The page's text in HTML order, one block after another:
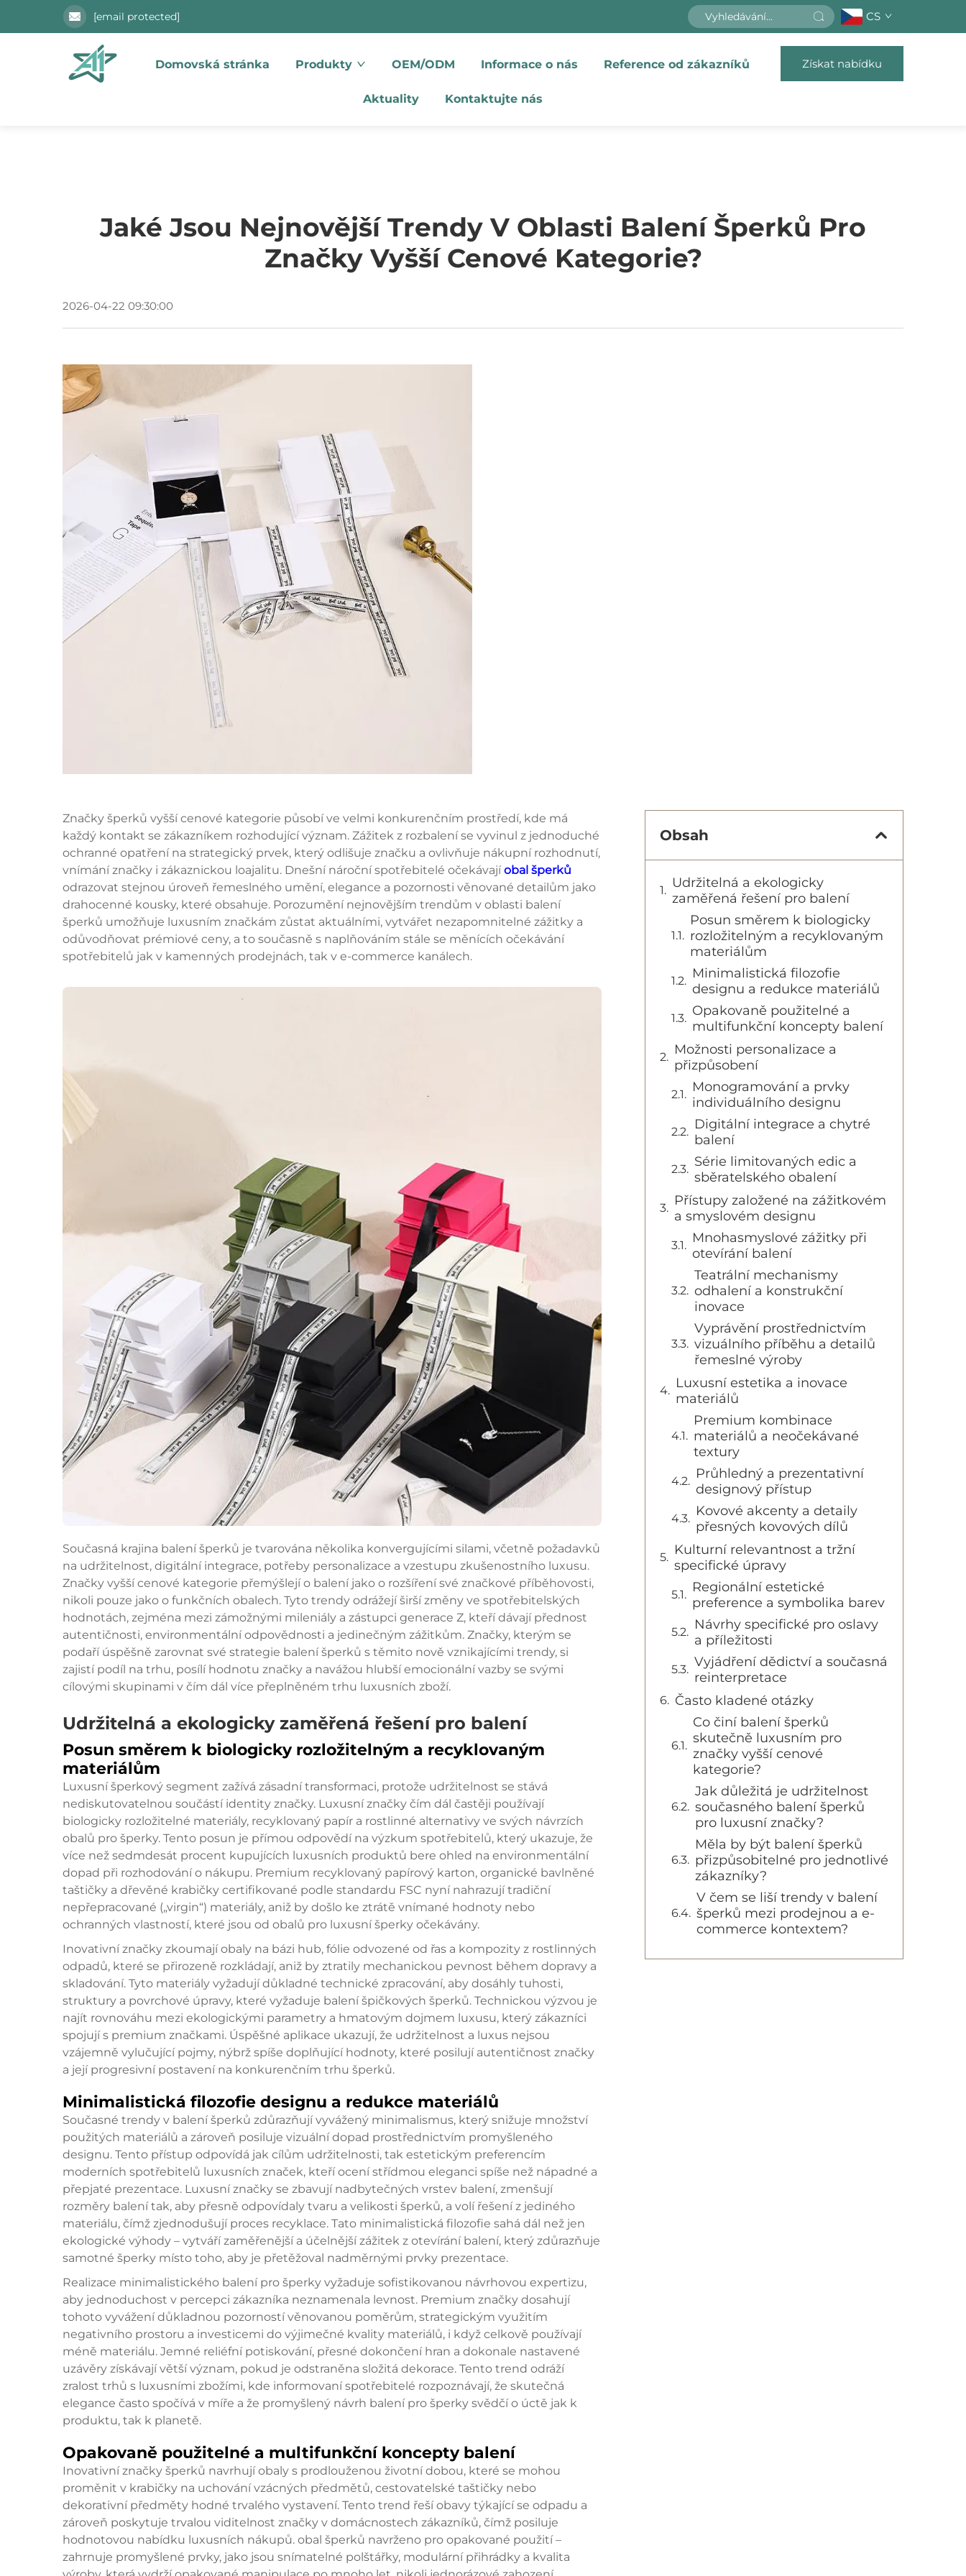
[email protected] CS
Domovská stránka Produkty OEM/ODM Informace o nás Reference od zákazníků
Aktuality Kontaktujte nás
Získat nabídku
Jaké Jsou Nejnovější Trendy V Oblasti Balení Šperků Pro
Značky Vyšší Cenové Kategorie?
2026-04-22 09:30:00
Značky šperků vyšší cenové kategorie působí ve velmi konkurenčním prostředí, kde má
každý kontakt se zákazníkem rozhodující význam. Zážitek z rozbalení se vyvinul z jednoduché
ochranné opatření na strategický prvek, který odlišuje značku a ovlivňuje nákupní rozhodnutí,
vnímání značky i zákaznickou loajalitu. Dnešní nároční spotřebitelé očekávajíobal šperků
odrazovat stejnou úroveň řemeslného umění, elegance a pozornosti věnované detailům jako
drahocenné kousky, které obsahuje. Porozumění nejnovějším trendům v oblasti balení
šperků umožňuje luxusním značkám zůstat aktuálními, vytvářet nezapomnitelné zážitky a
odůvodňovat prémiové ceny, a to současně s naplňováním stále se měnících očekávání
spotřebitelů jak v kamenných prodejnách, tak v e-commerce kanálech.
Současná krajina balení šperků je tvarována několika konvergujícími silami, včetně požadavků
na udržitelnost, digitální integrace, potřeby personalizace a vzestupu zkušenostního luxusu.
Značky vyšší cenové kategorie přemýšlejí o balení jako o rozšíření své značkové příběhovosti,
nikoli pouze jako o funkčních obalech. Tyto trendy odrážejí širší změny ve spotřebitelských
hodnotách, zejména mezi zámožnými mileniály a zástupci generace Z, kteří dávají přednost
autentičnosti, environmentální odpovědnosti a jedinečným zážitkům. Značky, kterým se
podaří úspěšně zarovnat své strategie balení šperků s těmito nově vznikajícími trendy, si
zajistí podíl na trhu, posílí hodnotu značky a navážou hlubší emocionální vazby se svými
cílovými skupinami v čím dál více přeplněném trhu luxusních zboží.
Udržitelná a ekologicky zaměřená řešení pro balení
Posun směrem k biologicky rozložitelným a recyklovaným
materiálům
Luxusní šperkový segment zažívá zásadní transformaci, protože udržitelnost se stává
nediskutovatelnou součástí identity značky. Luxusní značky čím dál častěji používají
biologicky rozložitelné materiály, recyklovaný papír a rostlinné alternativy ve svých návrzích
obalů pro šperky. Tento posun je přímou odpovědí na výzkum spotřebitelů, který ukazuje, že
více než sedmdesát procent kupujících luxusních produktů bere ohled na environmentální
dopad při rozhodování o nákupu. Premium recyklovaný papírový karton, organické bavlněné
taštičky a dřevěné krabičky certifikované podle standardu FSC nyní nahrazují tradiční
nepřepracované („virgin“) materiály, aniž by došlo ke ztrátě vnímané hodnoty nebo
ochranných vlastností, které jsou od obalů pro luxusní šperky očekávány.
Inovativní značky zkoumají obaly na bázi hub, fólie odvozené od řas a kompozity z rostlinných
odpadů, které se přirozeně rozkládají, aniž by ztratily mechanickou pevnost během dopravy a
skladování. Tyto materiály vyžadují důkladné technické zpracování, aby dosáhly tuhosti,
struktury a povrchové úpravy, které vyžaduje balení špičkových šperků. Technickou výzvou je
najít rovnováhu mezi ekologickými parametry a hmatovým dojmem luxusu, který zákazníci
spojují s premium značkami. Úspěšné aplikace ukazují, že udržitelnost a luxus nejsou
vzájemně vylučující pojmy, nýbrž spíše doplňující hodnoty, které posilují autentičnost značky
a její progresivní postavení na konkurenčním trhu šperků.
Minimalistická filozofie designu a redukce materiálů
Současné trendy v balení šperků zdůrazňují vyvážený minimalismus, který snižuje množství
použitých materiálů a zároveň posiluje vizuální dopad prostřednictvím promyšleného
designu. Tento přístup odpovídá jak cílům udržitelnosti, tak estetickým preferencím
moderních spotřebitelů luxusních značek, kteří ocení střídmou eleganci spíše než nápadné a
přepjaté prezentace. Luxusní značky se zbavují nadbytečných vrstev balení, zmenšují
rozměry balení tak, aby přesně odpovídaly tvaru a velikosti šperků, a volí řešení z jediného
materiálu, čímž zjednodušují proces recyklace. Tato minimalistická filozofie sahá dál než jen
ekologické výhody – vytváří zaměřenější a účelnější zážitek z otevírání balení, který zdůrazňuje
samotné šperky místo toho, aby je přetěžoval nadměrnými prvky prezentace.
Realizace minimalistického balení pro šperky vyžaduje sofistikovanou návrhovou expertizu,
aby jednoduchost v percepci zákazníka neznamenala levnost. Premium značky dosahují
tohoto vyvážení důkladnou pozorností věnovanou poměrům, strategickým využitím
negativního prostoru a investicemi do výjimečné kvality materiálů, i když celkově používají
méně materiálu. Jemné reliéfní potiskování, přesné dokončení hran a dokonale nastavené
uzávěry získávají větší význam, pokud je odstraněna složitá dekorace. Tento trend odráží
zralost trhů s luxusními zbožími, kde informovaní spotřebitelé rozpoznávají, že skutečná
elegance často spočívá v míře a že promyšlený návrh balení pro šperky svědčí o úctě jak k
produktu, tak k planetě.
Opakovaně použitelné a multifunkční koncepty balení
Inovativní značky šperků navrhují obaly s prodlouženou životní dobou, které se mohou
proměnit v krabičky na uchování vzácných předmětů, cestovatelské taštičky nebo
dekorativní předměty hodné trvalého vystavení. Tento trend řeší obavy týkající se odpadu a
zároveň poskytuje trvalou viditelnost značky v domácnostech zákazníků, čímž posiluje
hodnotovou nabídku luxusních nákupů. obal šperků navrženo pro opakované použití –
zahrnuje promyšlené prvky, jako jsou snímatelné polštářky, modulární přihrádky a kvalita
Obsah
Udržitelná a ekologicky
zaměřená řešení pro balení
Posun směrem k biologicky
rozložitelným a recyklovaným
materiálům
Minimalistická filozofie
designu a redukce materiálů
Opakovaně použitelné a
multifunkční koncepty balení
Možnosti personalizace a
přizpůsobení
Monogramování a prvky
individuálního designu
Digitální integrace a chytré
balení
Série limitovaných edic a
sběratelského obalení
Přístupy založené na zážitkovém
a smyslovém designu
Mnohasmyslové zážitky při
otevírání balení
Teatrální mechanismy
odhalení a konstrukční
inovace
Vyprávění prostřednictvím
vizuálního příběhu a detailů
řemeslné výroby
Luxusní estetika a inovace
materiálů
Premium kombinace
materiálů a neočekávané
textury
Průhledný a prezentativní
designový přístup
Kovové akcenty a detaily
přesných kovových dílů
Kulturní relevantnost a tržní
specifické úpravy
Regionální estetické
preference a symbolika barev
Návrhy specifické pro oslavy
a příležitosti
Vyjádření dědictví a současná
reinterpretace
Často kladené otázky
Co činí balení šperků
skutečně luxusním pro
značky vyšší cenové
kategorie?
Jak důležitá je udržitelnost
současného balení šperků
pro luxusní značky?
Měla by být balení šperků
přizpůsobitelné pro jednotlivé
zákazníky?
V čem se liší trendy v balení
šperků mezi prodejnou a e-
commerce kontextem?